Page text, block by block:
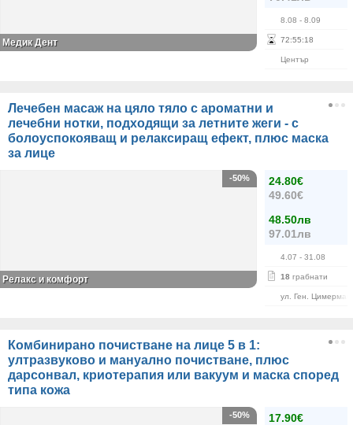
8.08 - 8.09
72:55:18
Център
Медик Дент
Лечебен масаж на цяло тяло с ароматни и
лечебни нотки, подходящи за летните жеги - с
болоуспокояващ и релаксиращ ефект, плюс маска
за лице
24.80€
49.60€
48.50лв
97.01лв
4.07 - 31.08
18 грабнати
ул. Ген. Цимерман
-50%
Релакс и комфорт
Комбинирано почистване на лице 5 в 1:
ултразвуково и мануално почистване, плюс
дарсонвал, криотерапия или вакуум и маска според
типа кожа
17.90€
-50%